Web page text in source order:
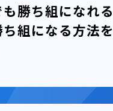
勝ち組になれ
組になる方法